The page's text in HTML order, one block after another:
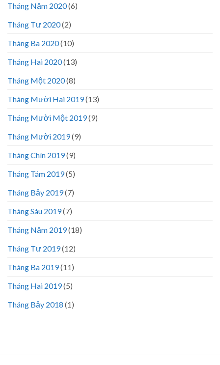
Tháng Năm 2020(6)
Tháng Tư 2020(2)
Tháng Ba 2020(10)
Tháng Hai 2020(13)
Tháng Một 2020(8)
Tháng Mười Hai 2019(13)
Tháng Mười Một 2019(9)
Tháng Mười 2019(9)
Tháng Chín 2019(9)
Tháng Tám 2019(5)
Tháng Bảy 2019(7)
Tháng Sáu 2019(7)
Tháng Năm 2019(18)
Tháng Tư 2019(12)
Tháng Ba 2019(11)
Tháng Hai 2019(5)
Tháng Bảy 2018 (1)